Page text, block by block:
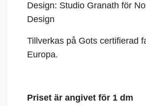
Design: Studio Granath för
Design
Tillverkas på Gots certifierad
Europa.
Priset är angivet för 1 dm